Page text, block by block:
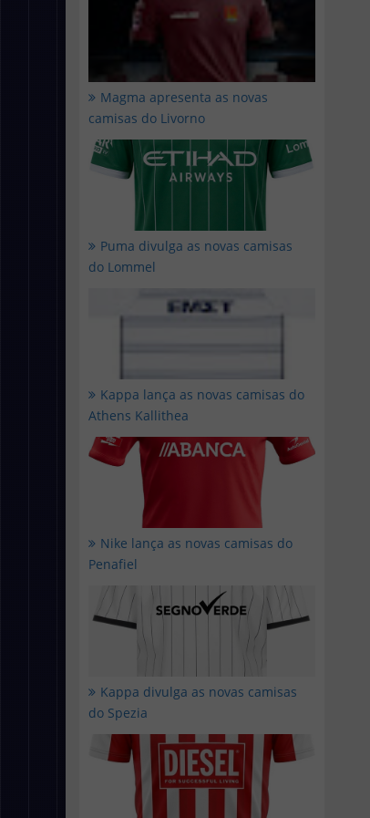
Magma apresenta as novas
camisas do Livorno
Puma divulga as novas camisas
do Lommel
Kappa lança as novas camisas do
Athens Kallithea
Nike lança as novas camisas do
Penafiel
Kappa divulga as novas camisas
do Spezia